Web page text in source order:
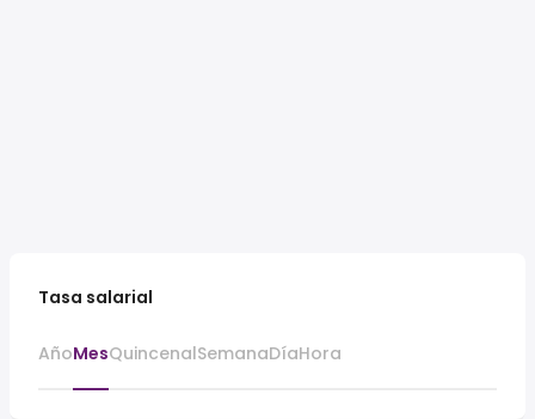
Tasa salarial
AñoMesQuincenalSemanaDíaHora